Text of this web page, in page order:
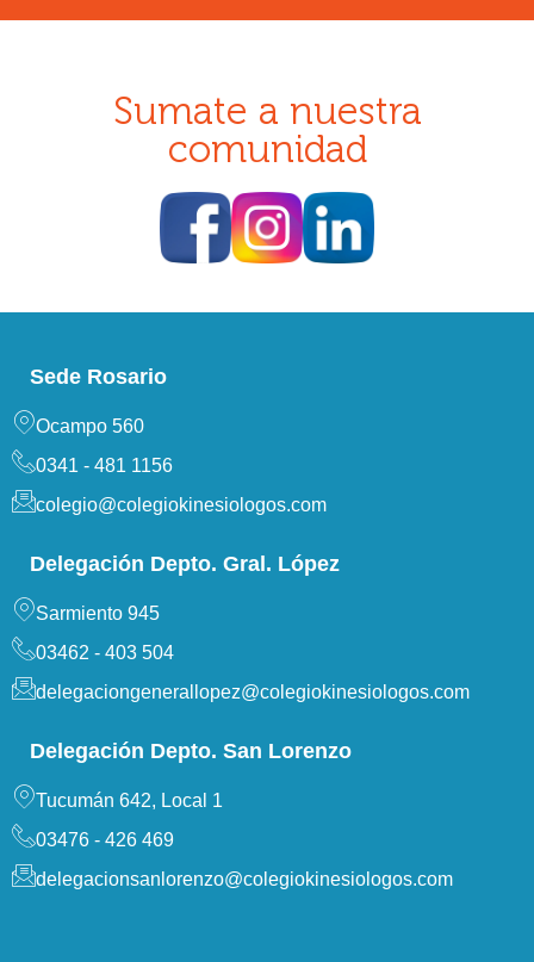
Sumate a nuestra
comunidad
Sede Rosario
Ocampo 560
0341 - 481 1156
colegio@colegiokinesiologos.com
Delegación Depto. Gral. López
Sarmiento 945
03462 - 403 504
delegaciongenerallopez@colegiokinesiologos.com
Delegación Depto. San Lorenzo
Tucumán 642, Local 1
03476 - 426 469
delegacionsanlorenzo@colegiokinesiologos.com